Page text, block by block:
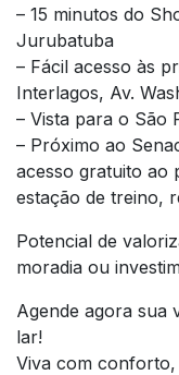
– 15 minutos do
Jurubatuba
– Fácil acesso às
Interlagos, Av.
– Vista para o São
– Próximo ao
acesso gratuito ao
estação de treino,
Potencial de
moradia ou
Agende agora sua
lar!
Viva com conforto,